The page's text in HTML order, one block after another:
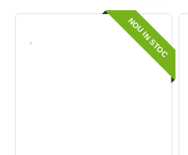
400.00 lei.
este:
350.00 lei.NOU IN STOC